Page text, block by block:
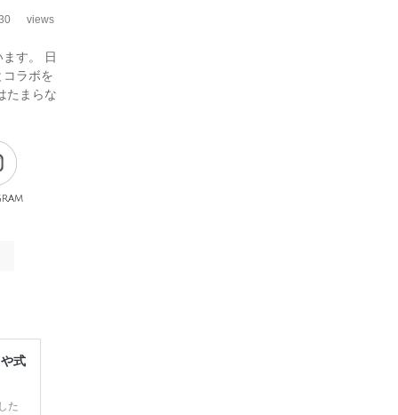
views
す。 日
ラボを
たまらな
式
た